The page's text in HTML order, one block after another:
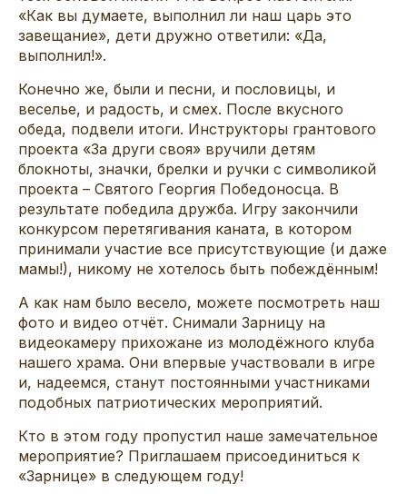
«Как вы думаете, выполнил ли наш царь это
завещание», дети дружно ответили: «Да,
выполнил!».
Конечно же, были и песни, и пословицы, и
веселье, и радость, и смех. После вкусного
обеда, подвели итоги. Инструкторы грантового
проекта «За други своя» вручили детям
блокноты, значки, брелки и ручки с символикой
проекта – Святого Георгия Победоносца. В
результате победила дружба. Игру закончили
конкурсом перетягивания каната, в котором
принимали участие все присутствующие (и даже
мамы!), никому не хотелось быть побеждённым!
А как нам было весело, можете посмотреть наш
фото и видео отчёт. Снимали Зарницу на
видеокамеру прихожане из молодёжного клуба
нашего храма. Они впервые участвовали в игре
и, надеемся, станут постоянными участниками
подобных патриотических мероприятий.
Кто в этом году пропустил наше замечательное
мероприятие? Приглашаем присоединиться к
«Зарнице» в следующем году!